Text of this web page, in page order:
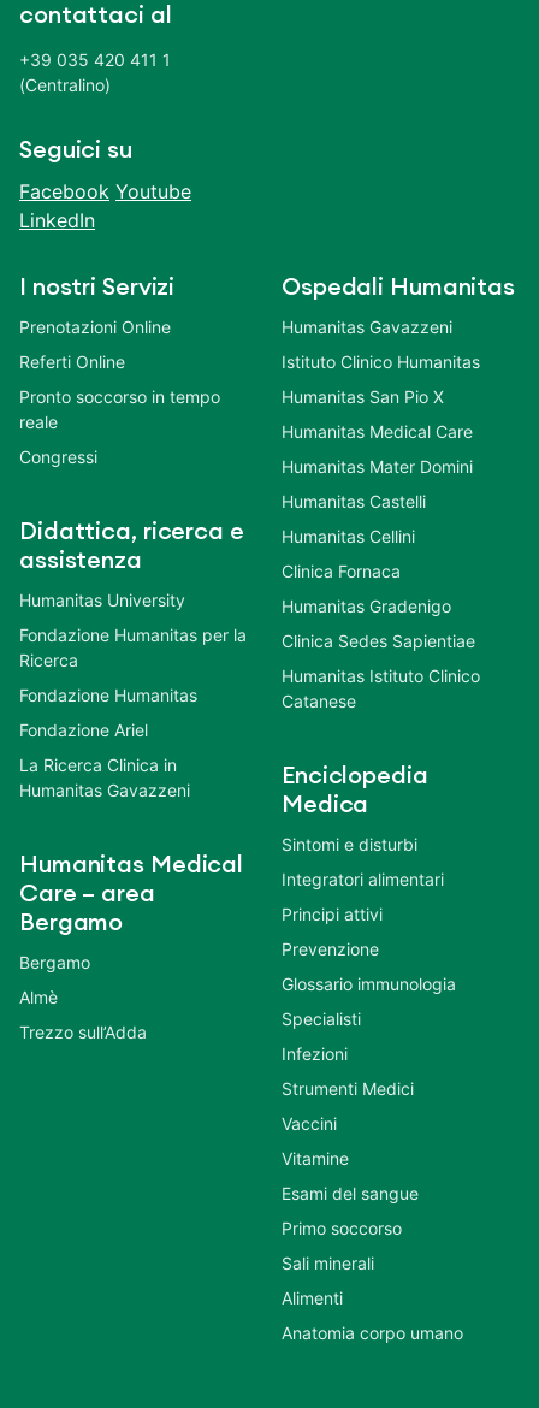
contattaci al
+39 035 420 411 1
(Centralino)
Seguici su
Facebook Youtube
LinkedIn
I nostri Servizi
Prenotazioni Online
Referti Online
Pronto soccorso in tempo
reale
Congressi
Didattica, ricerca e
assistenza
Humanitas University
Fondazione Humanitas per la
Ricerca
Fondazione Humanitas
Fondazione Ariel
La Ricerca Clinica in
Humanitas Gavazzeni
Humanitas Medical
Care – area
Bergamo
Bergamo
Almè
Trezzo sull’Adda
Ospedali Humanitas
Humanitas Gavazzeni
Istituto Clinico Humanitas
Humanitas San Pio X
Humanitas Medical Care
Humanitas Mater Domini
Humanitas Castelli
Humanitas Cellini
Clinica Fornaca
Humanitas Gradenigo
Clinica Sedes Sapientiae
Humanitas Istituto Clinico
Catanese
Enciclopedia
Medica
Sintomi e disturbi
Integratori alimentari
Principi attivi
Prevenzione
Glossario immunologia
Specialisti
Infezioni
Strumenti Medici
Vaccini
Vitamine
Esami del sangue
Primo soccorso
Sali minerali
Alimenti
Anatomia corpo umano